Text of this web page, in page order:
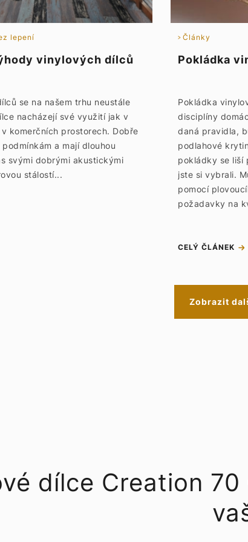
lepení
vinylových dílců
se na našem trhu neustále
nacházejí své využití jak v
komerčních prostorech. Dobře
a mají dlouhou
svými dobrými akustickými
stálostí...
Články
Pokládka
Pokládka
disciplíny
daná pravidla,
podlahové
pokládky se liší
jste si vybrali.
pomocí
požadavky na
CELÝ ČLÁNEK
Zobrazit
dílce Creation